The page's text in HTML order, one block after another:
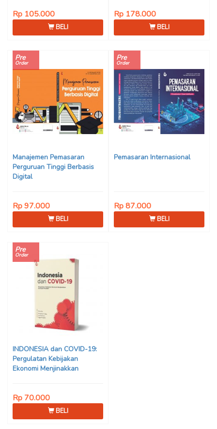
Rp 105.000
BELI
Rp 178.000
BELI
Pre
Order
Manajemen Pemasaran
Perguruan Tinggi Berbasis
Digital
Rp 97.000
BELI
Pre
Order
Pemasaran Internasional
Rp 87.000
BELI
Pre
Order
INDONESIA dan COVID-19:
Pergulatan Kebijakan
Ekonomi Menjinakkan
Rp 70.000
BELI